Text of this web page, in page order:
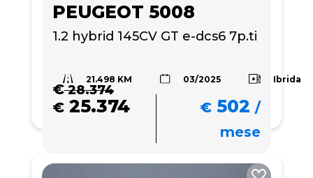
PEUGEOT 5008
1.2 hybrid 145CV GT e-dcs6 7p.ti
21.498 KM 03/2025 Ibrida
€28.374
€ 25.374 € 502 /
mese